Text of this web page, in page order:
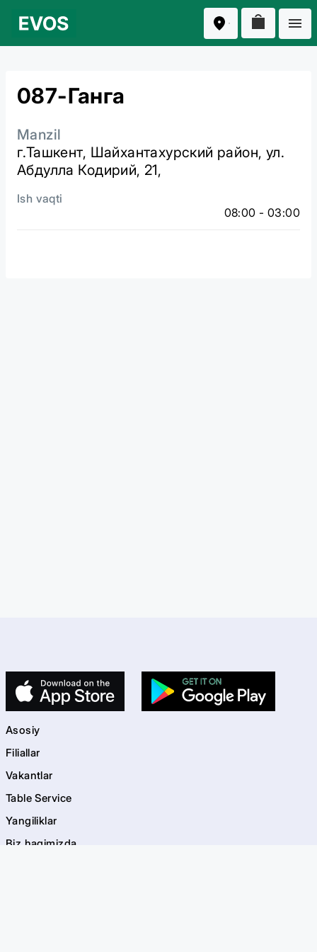
087-Ганга
Manzil
г.Ташкент, Шайхантахурский район, ул.
Абдулла Кодирий, 21,
Ish vaqti
08:00 - 03:00
Asosiy
Filiallar
Vakantlar
Table Service
Yangiliklar
Biz haqimizda